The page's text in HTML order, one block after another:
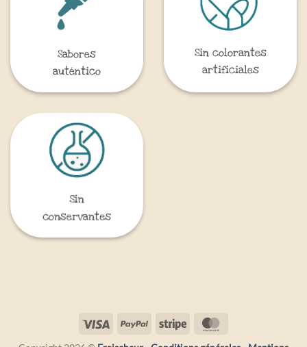
Sabores
auténtico
Sin colorantes
artificiales
Sin
conservantes